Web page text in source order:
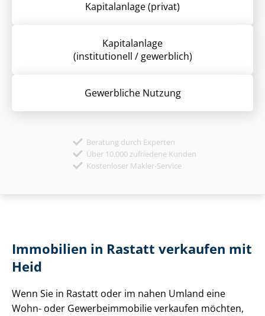
Kapitalanlage (privat)
Kapitalanlage
(institutionell / gewerblich)
Gewerbliche Nutzung
Beratung durch Experten
Über 10.000 zufriedene Kunden
Kostenloser Makler-Service
Immobilien in Rastatt verkaufen mit
Heid
Wenn Sie in Rastatt oder im nahen Umland eine
Wohn- oder Ge­wer­be­im­mo­bi­lie verkaufen möchten,